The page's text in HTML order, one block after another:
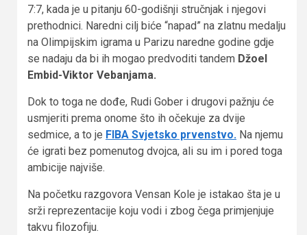
7:7, kada je u pitanju 60-godišnji stručnjak i njegovi
prethodnici. Naredni cilj biće “napad” na zlatnu medalju
na Olimpijskim igrama u Parizu naredne godine gdje
se nadaju da bi ih mogao predvoditi tandem Džoel
Embid-Viktor Vebanjama.
Dok to toga ne dođe, Rudi Gober i drugovi pažnju će
usmjeriti prema onome što ih očekuje za dvije
sedmice, a to je FIBA Svjetsko prvenstvo. Na njemu
će igrati bez pomenutog dvojca, ali su im i pored toga
ambicije najviše.
Na početku razgovora Vensan Kole je istakao šta je u
srži reprezentacije koju vodi i zbog čega primjenjuje
takvu filozofiju.